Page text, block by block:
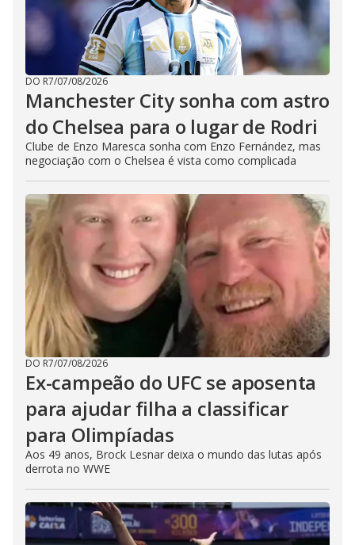
DO R7/07/08/2026
Manchester City sonha com astro
do Chelsea para o lugar de Rodri
Clube de Enzo Maresca sonha com Enzo Fernández, mas
negociação com o Chelsea é vista como complicada
DO R7/07/08/2026
Ex-campeão do UFC se aposenta
para ajudar filha a classificar
para Olimpíadas
Aos 49 anos, Brock Lesnar deixa o mundo das lutas após
derrota no WWE